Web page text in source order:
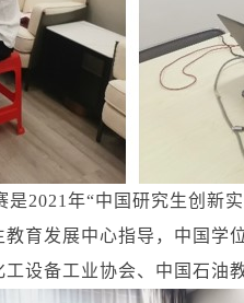
2021年“中国研究生创新
育发展中心指导，中国学
设备工业协会、中国石油